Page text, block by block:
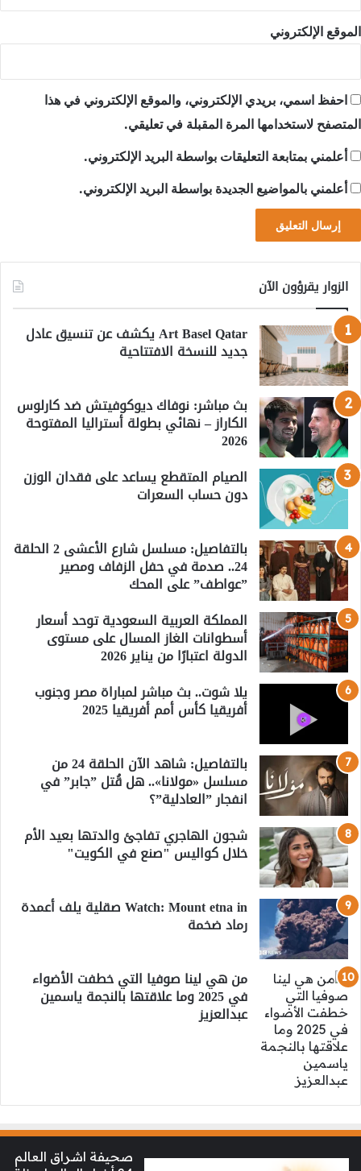
الموقع الإلكتروني
احفظ اسمي، بريدي الإلكتروني، والموقع الإلكتروني في هذا
المتصفح لاستخدامها المرة المقبلة في تعليقي.
أعلمني بمتابعة التعليقات بواسطة البريد الإلكتروني.
أعلمني بالمواضيع الجديدة بواسطة البريد الإلكتروني.
الزوار يقرؤون الآن
Art Basel Qatar يكشف عن تنسيق عادل
جديد للنسخة الافتتاحية
بث مباشر: نوفاك ديوكوفيتش ضد كارلوس
الكاراز – نهائي بطولة أستراليا المفتوحة
2026
الصيام المتقطع يساعد على فقدان الوزن
دون حساب السعرات
بالتفاصيل: مسلسل شارع الأعشى 2 الحلقة
24.. صدمة في حفل الزفاف ومصير
”عواطف” على المحك
المملكة العربية السعودية توحد أسعار
أسطوانات الغاز المسال على مستوى
الدولة اعتبارًا من يناير 2026
يلا شوت.. بث مباشر لمباراة مصر وجنوب
أفريقيا كأس أمم أفريقيا 2025
بالتفاصيل: شاهد الآن الحلقة 24 من
مسلسل «مولانا».. هل قُتل ”جابر” في
انفجار ”العادلية”؟
شجون الهاجري تفاجئ والدتها بعيد الأم
خلال كواليس "صنع في الكويت"
Watch: Mount etna in صقلية يلف أعمدة
رماد ضخمة
من هي لينا صوفيا التي خطفت الأضواء
في 2025 وما علاقتها بالنجمة ياسمين
عبدالعزيز
صحيفة اشراق العالم